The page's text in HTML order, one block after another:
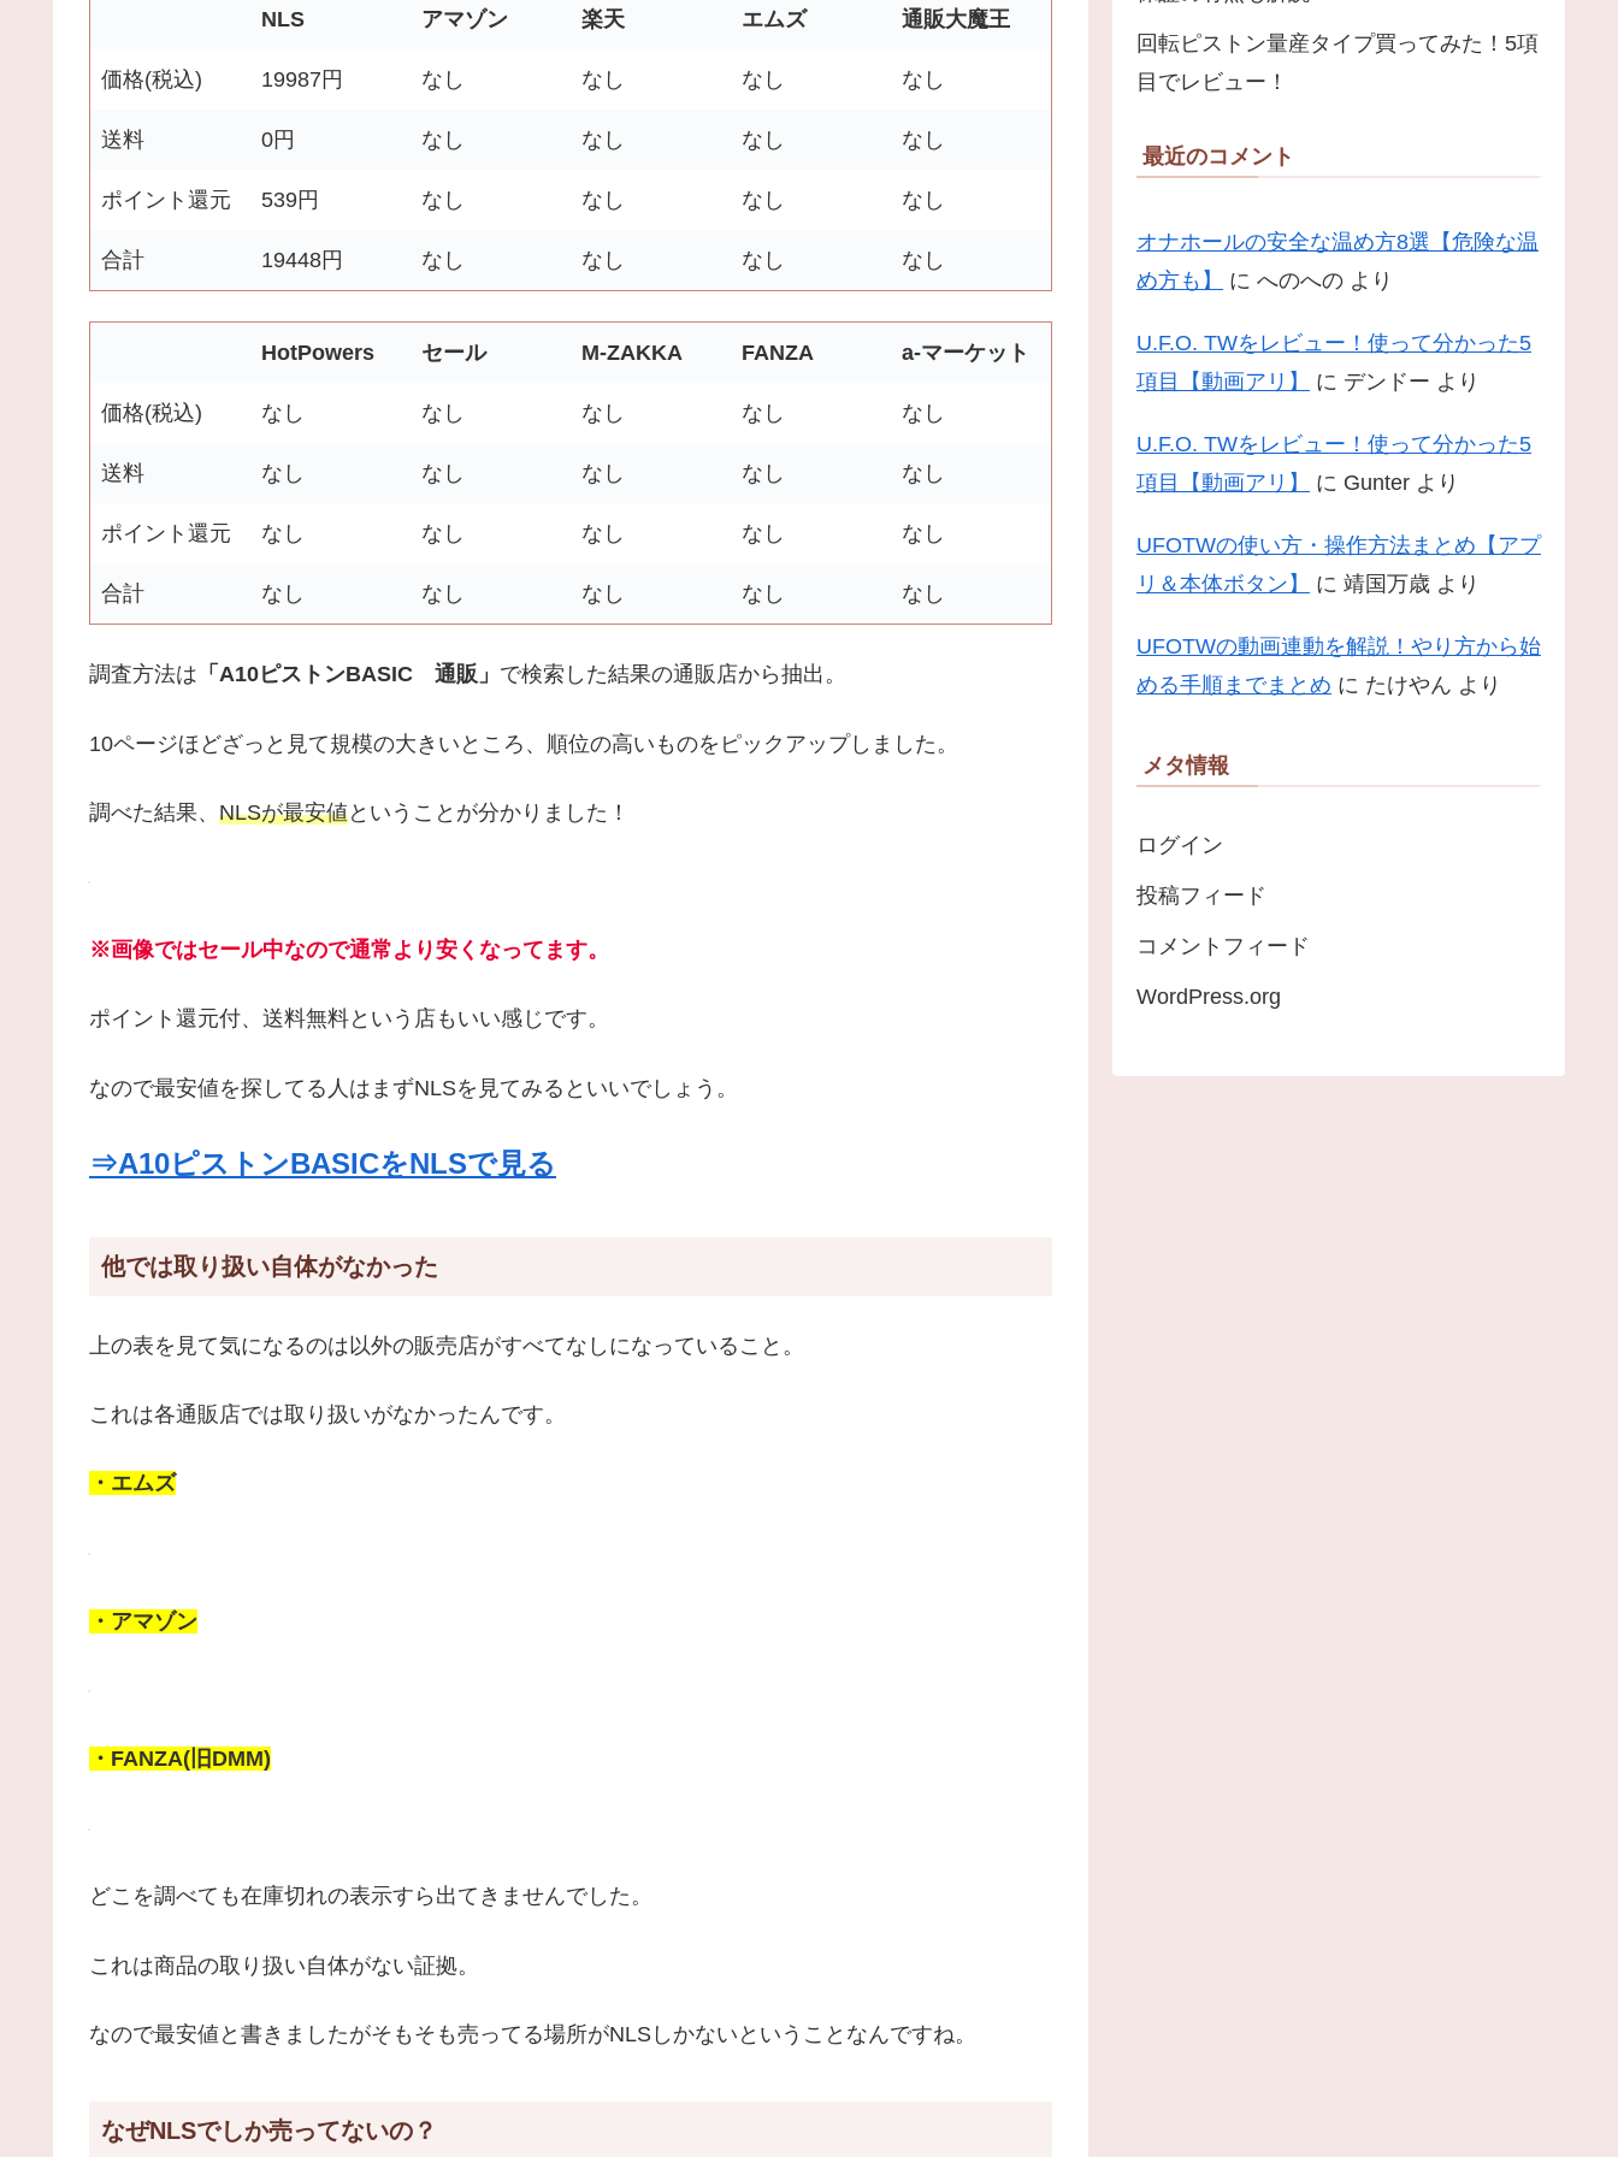
NLS アマゾン 楽天 エムズ 通販大魔王
価格(税込) 19987円 なし なし なし なし
送料 0円 なし なし なし なし
ポイント還元 539円 なし なし なし なし
合計 19448円 なし なし なし なし
HotPowers セール M-ZAKKA FANZA a-マーケット
価格(税込) なし なし なし なし なし
送料 なし なし なし なし なし
ポイント還元 なし なし なし なし なし
合計 なし なし なし なし なし
調査方法は 「A10ピストンBASIC 通販」 で検索した結果の通販店から抽出。
10ページほどざっと見て規模の大きいところ、順位の高いものをピックアップしました。
調べた結果、 NLSが最安値ということが分かりました！
※画像ではセール中なので通常より安くなってます。
ポイント還元付、送料無料という店もいい感じです。
なので最安値を探してる人はまずNLSを見てみるといいでしょう。
⇒A10ピストンBASICをNLSで見る
他では取り扱い自体がなかった
上の表を見て気になるのは以外の販売店がすべてなしになっていること。
これは各通販店では取り扱いがなかったんです。
・エムズ
・アマゾン
・FANZA(旧DMM)
どこを調べても在庫切れの表示すら出てきませんでした。
これは商品の取り扱い自体がない証拠。
なので最安値と書きましたがそもそも売ってる場所がNLSしかないということなんですね。
なぜNLSでしか売ってないの？
回転ピストン量産タイプ買ってみた！5項
目でレビュー！
最近のコメント
オナホールの安全な温め方8選【危険な温
め方も】
に へのへの より
U.F.O. TWをレビュー！使って分かった5
項目【動画アリ】
に デンドー より
U.F.O. TWをレビュー！使って分かった5
項目【動画アリ】
に Gunter より
UFOTWの使い方・操作方法まとめ【アプ
リ＆本体ボタン】
に 靖国万歳 より
UFOTWの動画連動を解説！やり方から始
める手順までまとめ に たけやん より
メタ情報
ログイン
投稿フィード
コメントフィード
WordPress.org